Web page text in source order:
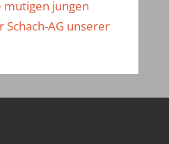
mutigen jungen
AG unserer